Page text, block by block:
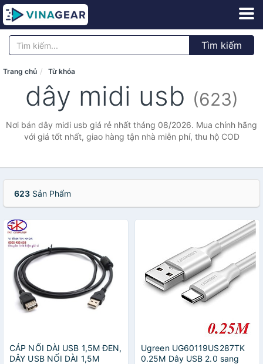
Tìm kiếm
Trang chủ Từ khóa
dây midi usb (623)
Nơi bán dây midi usb giá rẻ nhất tháng 08/2026. Mua chính hãng
với giá tốt nhất, giao hàng tận nhà miễn phí, thu hộ COD
623 Sản Phẩm
CÁP NỐI DÀI USB 1,5M ĐEN,
DÂY USB NỐI DÀI 1,5M
Ugreen UG60119US287TK
0.25M Dây USB 2.0 sang